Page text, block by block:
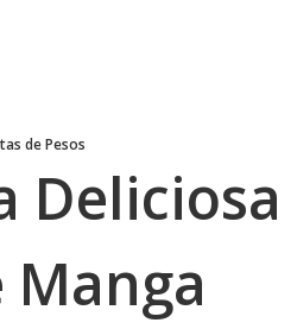
de Pesos
Manga